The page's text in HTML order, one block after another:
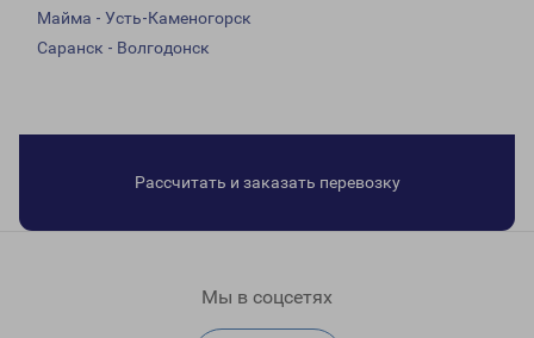
Майма - Усть-Каменогорск
Саранск - Волгодонск
Рассчитать и заказать перевозку
Мы в соцсетях